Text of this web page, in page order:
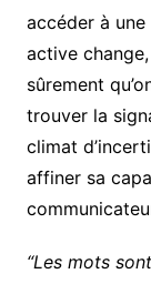
accéder à une
active
sûrement
trouver la
climat
affiner sa
“Les mots